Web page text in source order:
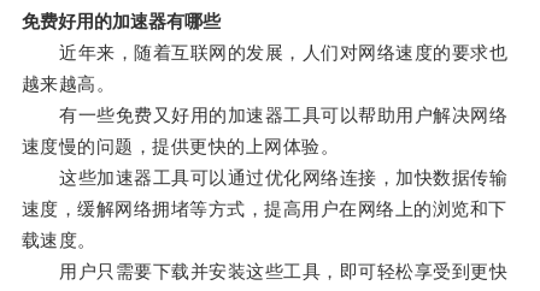
免费好用的加速器有哪些
近年来，随着互联网的发展，人们对网络速度的要求也
越来越高。
有一些免费又好用的加速器工具可以帮助用户解决网络
速度慢的问题，提供更快的上网体验。
这些加速器工具可以通过优化网络连接，加快数据传输
速度，缓解网络拥堵等方式，提高用户在网络上的浏览和下
载速度。
用户只需要下载并安装这些工具，即可轻松享受到更快